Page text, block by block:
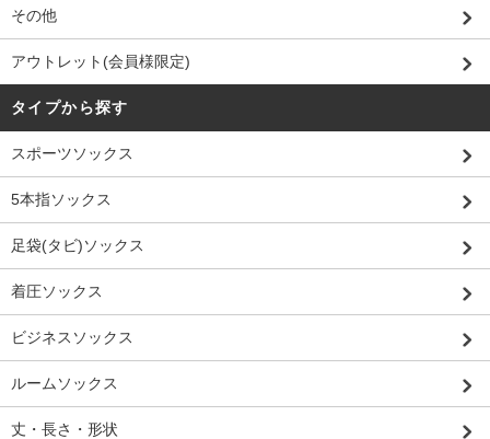
その他
アウトレット(会員様限定)
タイプから探す
スポーツソックス
5本指ソックス
足袋(タビ)ソックス
着圧ソックス
ビジネスソックス
ルームソックス
丈・長さ・形状